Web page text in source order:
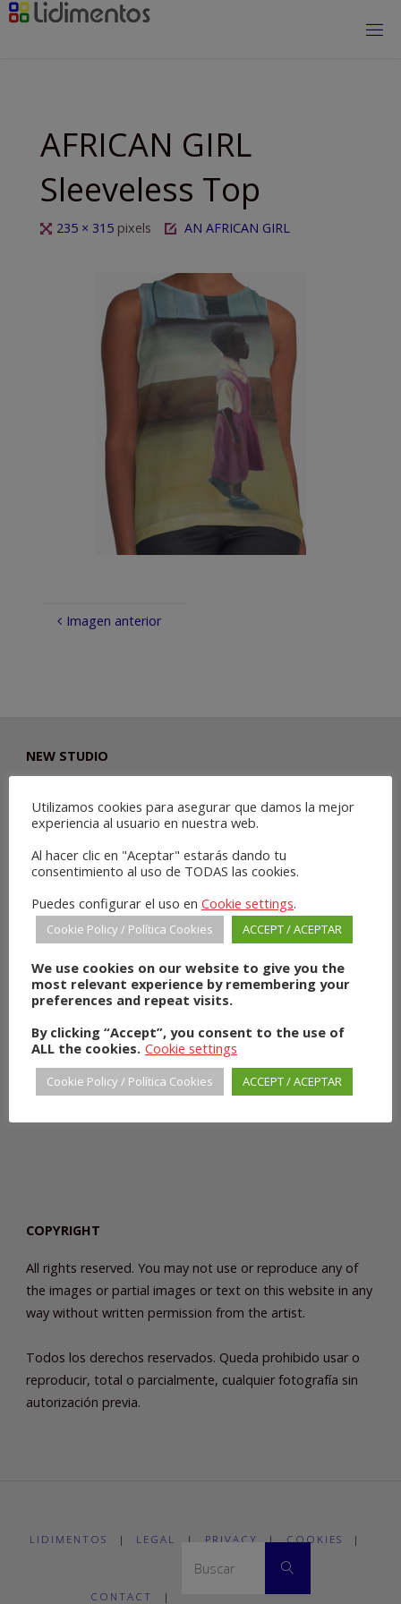
Saltar
AFRICAN GIRL
Sleeveless Top
Tamaño
235 × 315 pixels AN AFRICAN GIRL
Imagen anterior
NEW STUDIO
Delta House Studios, unit 16
SW17 0BA
UNITED KINGDOM
map]
SHOPS
COPYRIGHT
All rights reserved. You may not use or reproduce any of
the images or partial images or text on this website in any
way without written permission from the artist.
Todos los derechos reservados. Queda prohibido usar o
reproducir, total o parcialmente, cualquier fotografía sin
autorización previa.
LIDIMENTOS | LEGAL | PRIVACY | COOKIES |
CONTACT |
Buscar
Utilizamos cookies para asegurar que damos la mejor
experiencia al usuario en nuestra web.
Al hacer clic en "Aceptar" estarás dando tu
consentimiento al uso de TODAS las cookies.
Puedes configurar el uso en Cookie settings.
Cookie Policy / Política Cookies ACCEPT / ACEPTAR
We use cookies on our website to give you the
most relevant experience by remembering your
preferences and repeat visits.
By clicking “Accept”, you consent to the use of
ALL the cookies. Cookie settings
Cookie Policy / Política Cookies ACCEPT / ACEPTAR